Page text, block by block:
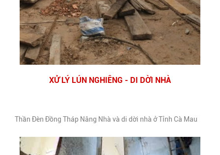
XỬ LÝ LÚN NGHIÊNG - DI DỜI NHÀ
Thần Đèn Đồng Tháp Nâng Nhà và di dời nhà ở Tỉnh Cà Mau